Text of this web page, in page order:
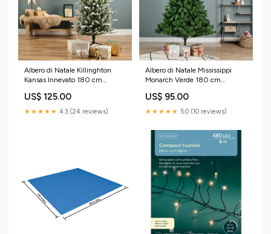
Albero di Natale Killinghton
Kansas Innevato 180 cm
US$ 125.00
★★★★★ 4.3 (24 reviews)
Albero di Natale Mississippi
Monarch Verde 180 cm
US$ 95.00
★★★★★ 5.0 (10 reviews)